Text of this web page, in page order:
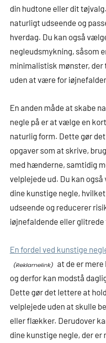
din hudtone eller dit
naturligt udseende og
hverdag. Du kan også
negleudsmykning, såsom
minimalistisk mønster,
uden at være for
En anden måde at skabe
negle på er at vælge en
naturlig form. Dette gør
opgaver som at skrive,
med hænderne, samtidig
velplejede ud. Du kan
dine kunstige negle,
udseende og reducerer
iøjnefaldende eller
En fordel ved kunstige
at de er
og derfor kan modstå
Dette gør det lettere at
velplejede uden at skulle
eller flækker. Derudover
dine kunstige negle, der